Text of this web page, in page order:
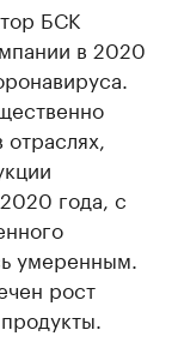
БСК
в 2020
года, с
умеренным.
рост